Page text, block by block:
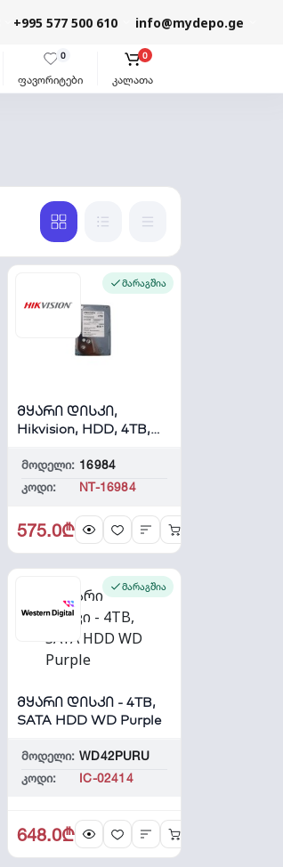
+995 577 500 610 info@mydepo.ge
ფავორიტები
0
კალათა
0
მარაგშია
მყარი დისკი,
Hikvision, HDD, 4TB,
მოდელი: 16984
კოდი:
NT-16984
575.0₾
მარაგშია
მყარი დისკი - 4TB,
SATA HDD WD Purple
მოდელი: WD42PURU
კოდი:
IC-02414
648.0₾